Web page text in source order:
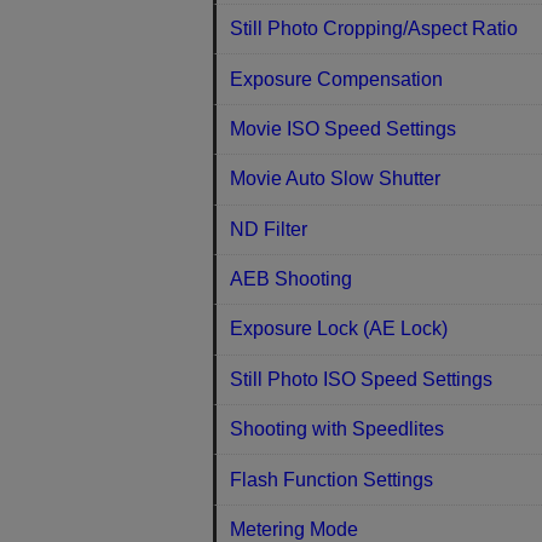
Still Photo Cropping/Aspect Ratio
Exposure Compensation
Movie ISO Speed Settings
Movie Auto Slow Shutter
ND Filter
AEB Shooting
Exposure Lock (AE Lock)
Still Photo ISO Speed Settings
Shooting with Speedlites
Flash Function Settings
Metering Mode